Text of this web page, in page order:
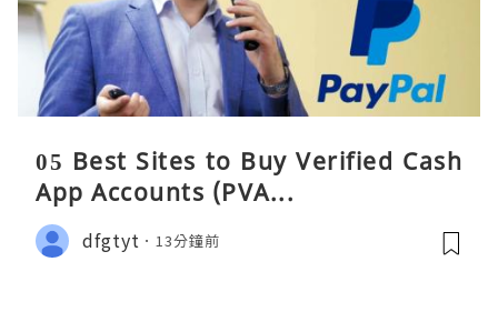
05 Best Sites to Buy Verified Cash
App Accounts (PVA...
dfgtyt 13分鐘前